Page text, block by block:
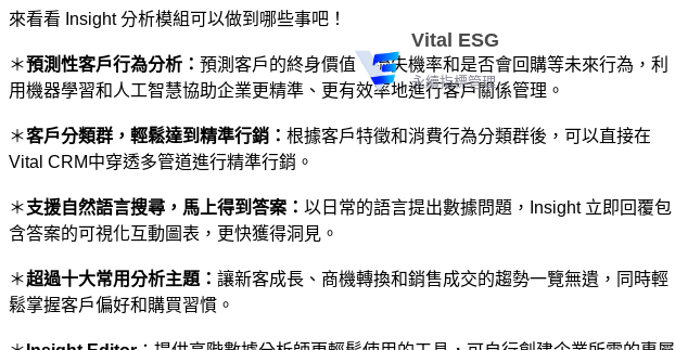
Vital ESG
永續指標管理
來看看 Insight 分析模組可以做到哪些事吧！
＊預測性客戶行為分析： 預測客戶的終身價值、流失機率和是否會回購等未來行為，利
用機器學習和人工智慧協助企業更精準、更有效率地進行客戶關係管理。
＊客戶分類群，輕鬆達到精準行銷： 根據客戶特徵和消費行為分類群後，可以直接在
Vital CRM中穿透多管道進行精準行銷。
＊支援自然語言搜尋，馬上得到答案： 以日常的語言提出數據問題，Insight 立即回覆包
含答案的可視化互動圖表，更快獲得洞見。
＊超過十大常用分析主題： 讓新客成長、商機轉換和銷售成交的趨勢一覽無遺，同時輕
鬆掌握客戶偏好和購買習慣。